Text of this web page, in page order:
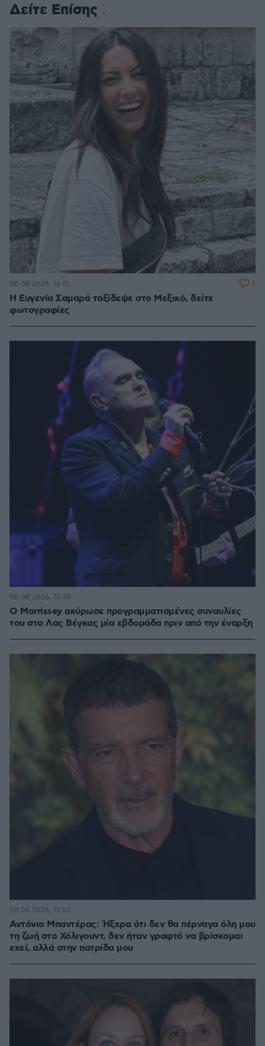
Δείτε Επίσης
Η Ευγενία Σαμαρά ταξίδεψε στο Μεξικό, δείτε
φωτογραφίες
08.08.2026, 16:15 2
Ο Morrissey ακύρωσε προγραμματισμένες συναυλίες
του στο Λας Βέγκας μία εβδομάδα πριν από την έναρξη
08.08.2026, 15:38
Αντόνιο Μπαντέρας: Ήξερα ότι δεν θα πέρναγα όλη μου
τη ζωή στο Χόλιγουντ, δεν ήταν γραφτό να βρίσκομαι
εκεί, αλλά στην πατρίδα μου
08.08.2026, 15:02